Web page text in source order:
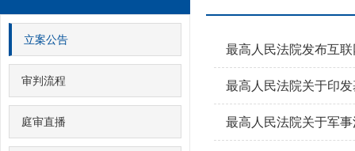
立案公告
审判流程
庭审直播
最高人民法院发布互
最高人民法院关于军